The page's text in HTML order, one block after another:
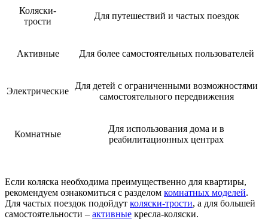
Коляски-
трости
Для путешествий и частых поездок
Активные Для более самостоятельных пользователей
Электрические
Для детей с ограниченными возможностями
самостоятельного передвижения
Комнатные
Для использования дома и в
реабилитационных центрах
Если коляска необходима преимущественно для квартиры,
рекомендуем ознакомиться с разделом комнатных моделей.
Для частых поездок подойдут коляски-трости, а для большей
самостоятельности – активные кресла-коляски.